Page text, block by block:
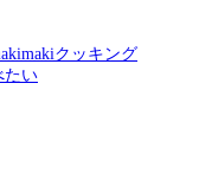
クッキング
たい